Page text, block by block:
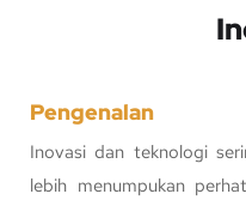
Pengenalan
Inovasi dan teknologi
lebih menumpukan